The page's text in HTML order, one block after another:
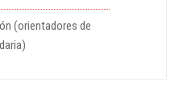
(orientadores de